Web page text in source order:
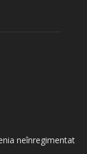
neînregimentat